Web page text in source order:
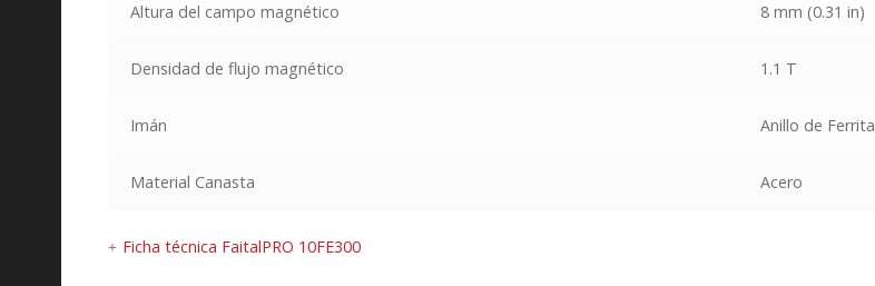
Altura del campo magnético 8 mm (0.31 in)
Densidad de flujo magnético 1.1 T
Imán Anillo de Ferrita
Material Canasta Acero
Ficha técnica FaitalPRO 10FE300